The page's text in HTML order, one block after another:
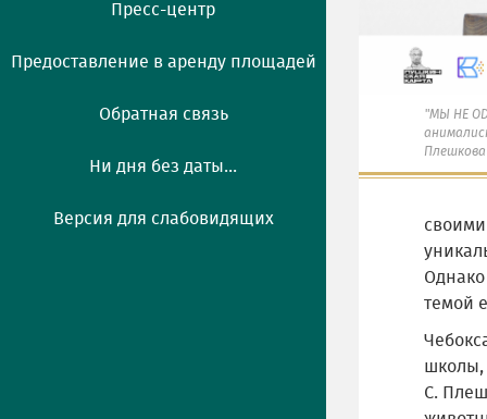
Пресс-центр
Предоставление в аренду площадей
Обратная связь
Ни дня без даты...
Версия для слабовидящих
"МЫ НЕ
Плешкова
темой
школы,
С.